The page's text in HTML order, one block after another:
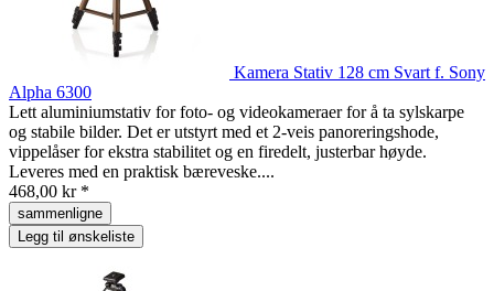
Kamera Stativ 128 cm Svart f. Sony
Alpha 6300
Lett aluminiumstativ for foto- og videokameraer for å ta sylskarpe
og stabile bilder. Det er utstyrt med et 2-veis panoreringshode,
vippelåser for ekstra stabilitet og en firedelt, justerbar høyde.
Leveres med en praktisk bæreveske....
468,00 kr *
sammenligne
Legg til ønskeliste